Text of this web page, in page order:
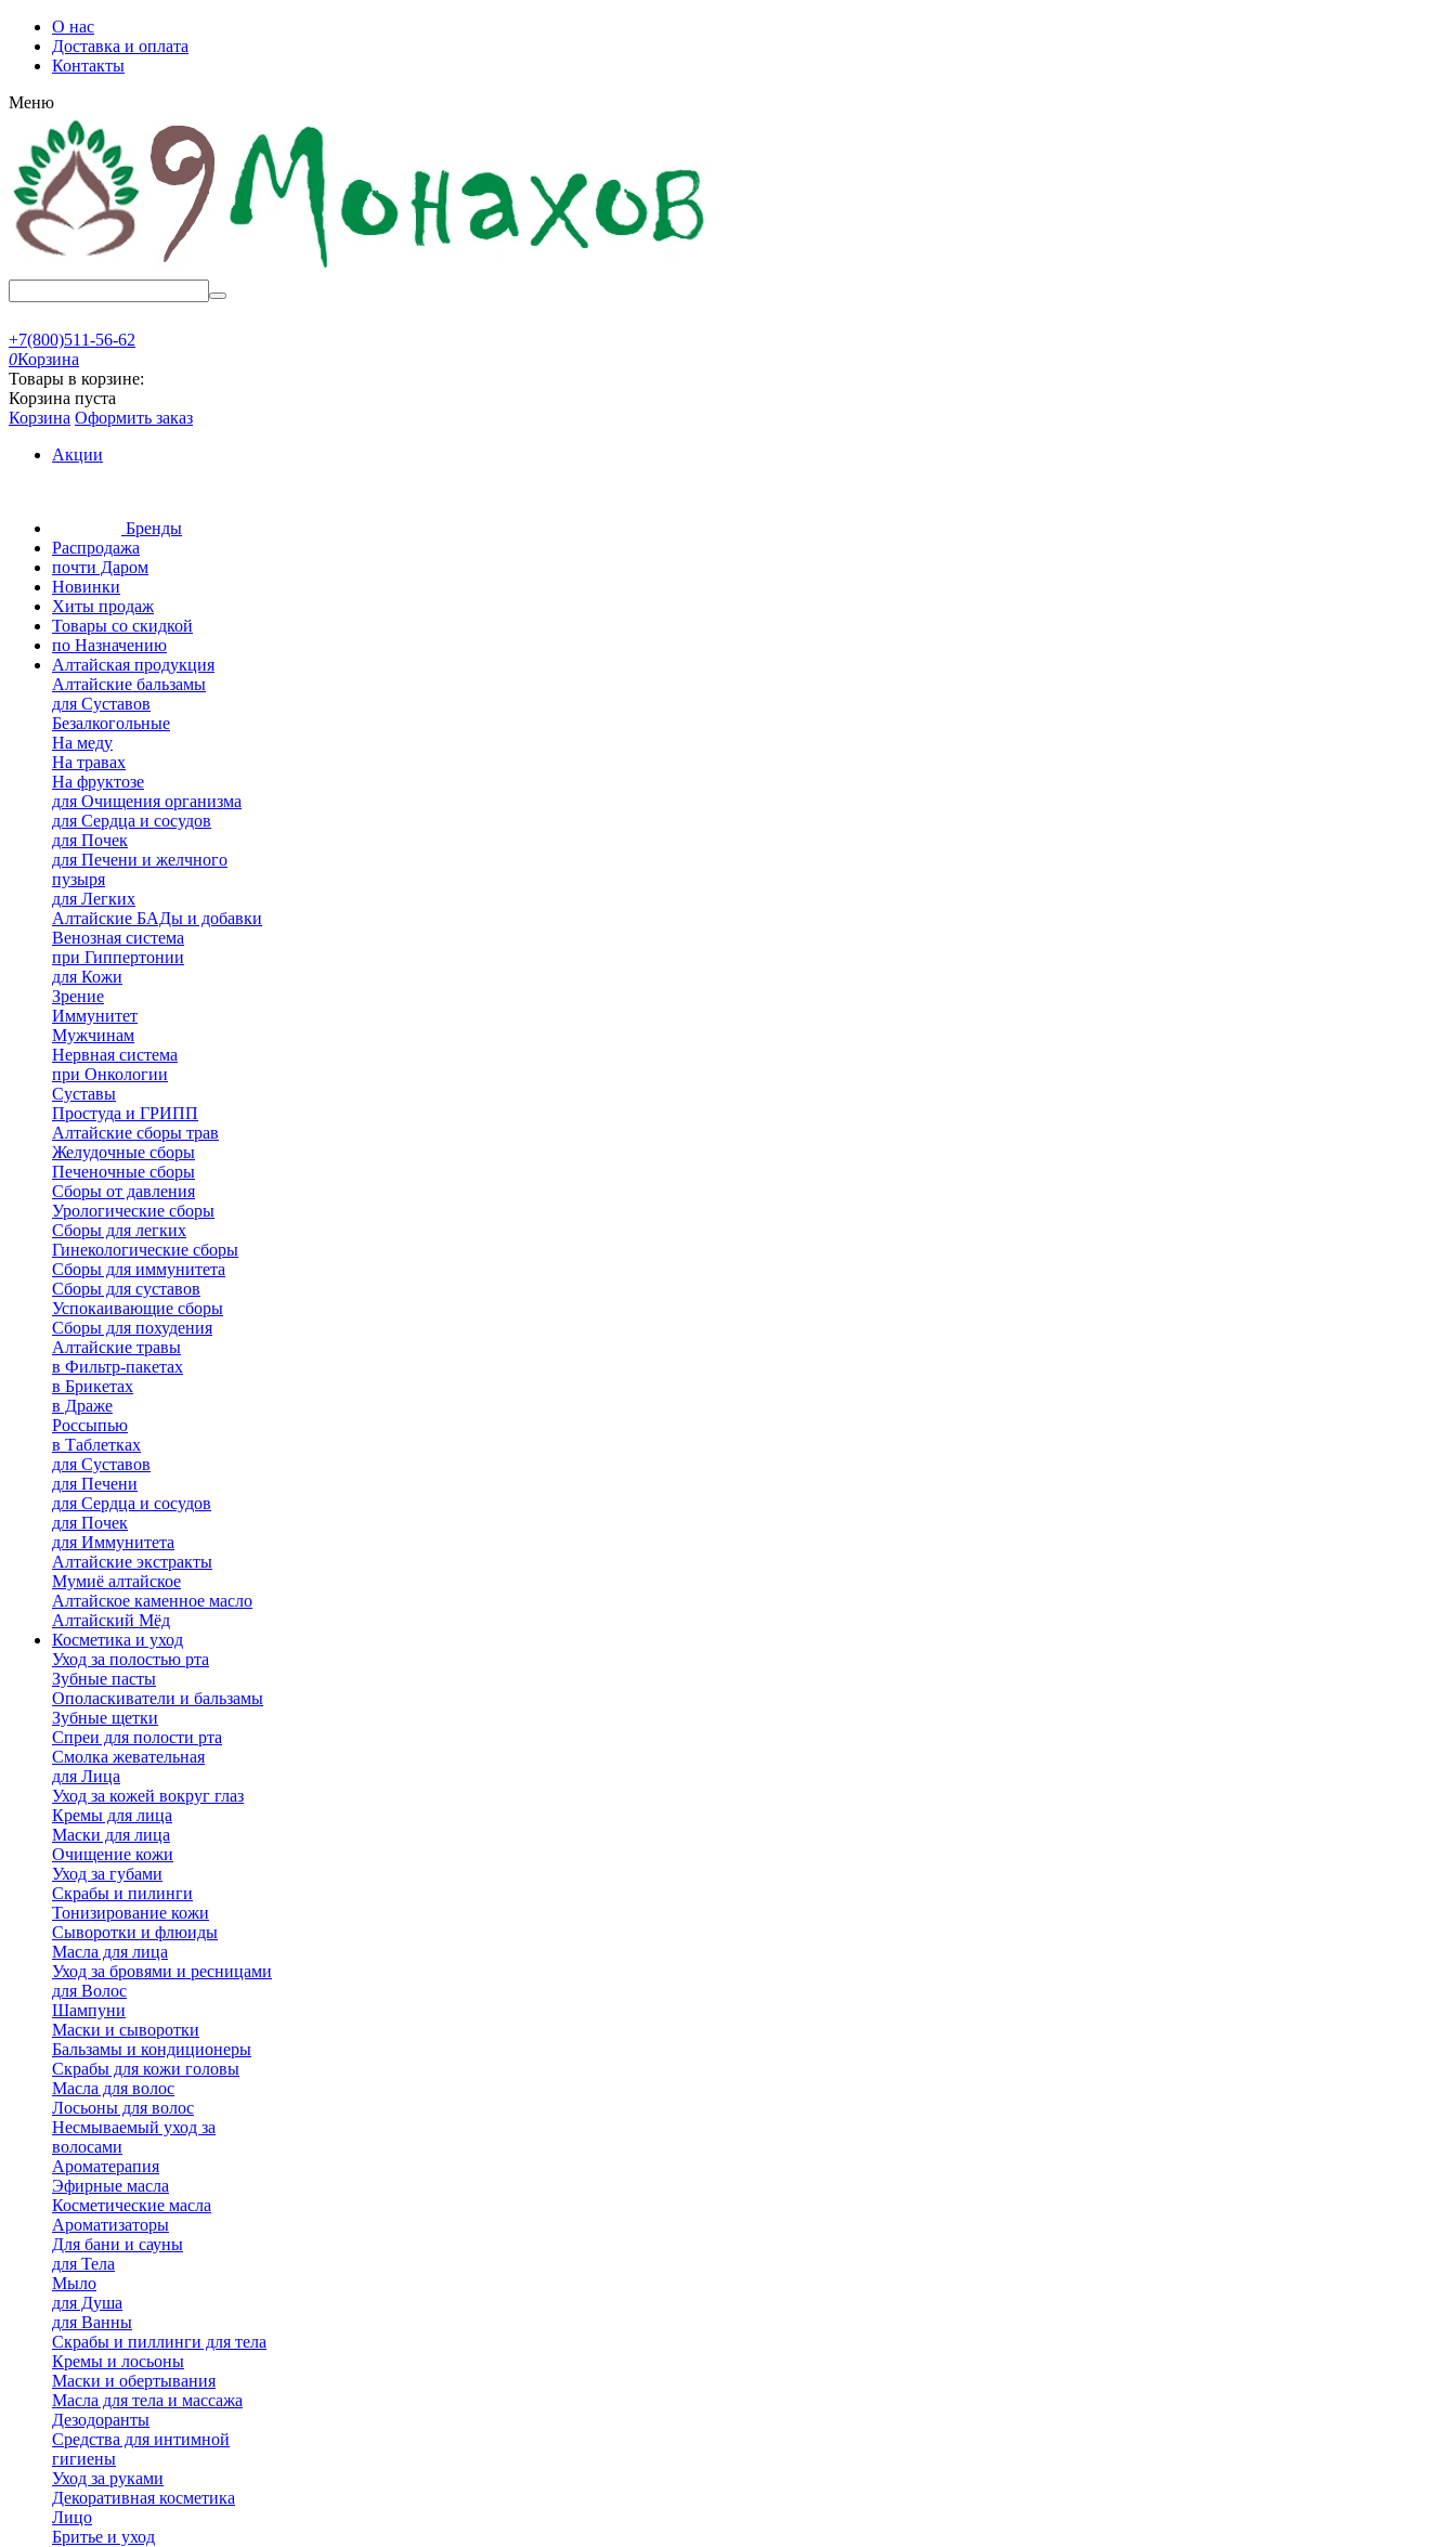
О нас
Доставка и оплата
Контакты
Меню
+7(800)511-56-62
0Корзина
Товары в корзине:
Корзина пуста
Корзина Оформить заказ
Акции
Бренды
Распродажа
почти Даром
Новинки
Хиты продаж
Товары со скидкой
по Назначению
Алтайская продукция
Алтайские бальзамы
для Суставов
Безалкогольные
На меду
На травах
На фруктозе
для Очищения организма
для Сердца и сосудов
для Почек
для Печени и желчного
пузыря
для Легких
Алтайские БАДы и добавки
Венозная система
при Гиппертонии
для Кожи
Зрение
Иммунитет
Мужчинам
Нервная система
при Онкологии
Суставы
Простуда и ГРИПП
Алтайские сборы трав
Желудочные сборы
Печеночные сборы
Сборы от давления
Урологические сборы
Сборы для легких
Гинекологические сборы
Сборы для иммунитета
Сборы для суставов
Успокаивающие сборы
Сборы для похудения
Алтайские травы
в Фильтр-пакетах
в Брикетах
в Драже
Россыпью
в Таблетках
для Cуставов
для Печени
для Сердца и сосудов
для Почек
для Иммунитета
Алтайские экстракты
Мумиё алтайское
Алтайское каменное масло
Алтайский Мёд
Косметика и уход
Уход за полостью рта
Зубные пасты
Ополаскиватели и бальзамы
Зубные щетки
Спреи для полости рта
Смолка жевательная
для Лица
Уход за кожей вокруг глаз
Кремы для лица
Маски для лица
Очищение кожи
Уход за губами
Скрабы и пилинги
Тонизирование кожи
Сыворотки и флюиды
Масла для лица
Уход за бровями и ресницами
для Волос
Шампуни
Маски и сыворотки
Бальзамы и кондиционеры
Скрабы для кожи головы
Масла для волос
Лосьоны для волос
Несмываемый уход за
волосами
Ароматерапия
Эфирные масла
Косметические масла
Ароматизаторы
Для бани и сауны
для Тела
Мыло
для Душа
для Ванны
Скрабы и пиллинги для тела
Кремы и лосьоны
Маски и обертывания
Масла для тела и массажа
Дезодоранты
Средства для интимной
гигиены
Уход за руками
Декоративная косметика
Лицо
Бритье и уход